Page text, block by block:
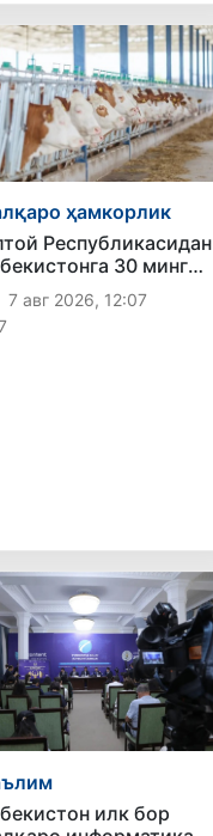
ҳамкорлик
Республикасидан
30 минг
яқин қорамол
берилди
7 авг 2026, 12:07
илк бор